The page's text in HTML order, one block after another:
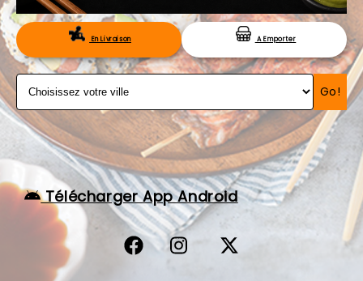
RÉSERVATIONEn Livraison A Emporter
Go!
Télécharger App Android